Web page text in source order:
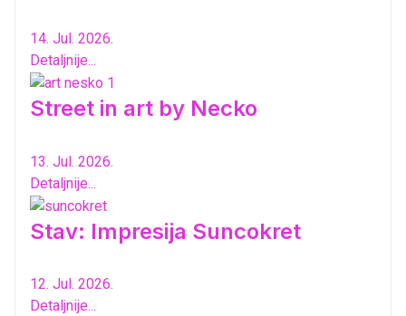
14. Jul. 2026.
Detaljnije...
Street in art by Necko
13. Jul. 2026.
Detaljnije...
Stav: Impresija Suncokret
12. Jul. 2026.
Detaljnije...